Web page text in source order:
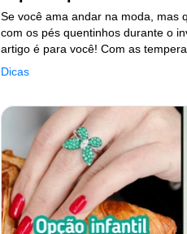
Dicas
Se você ama andar na moda, mas
com os pés quentinhos durante o
artigo é para você! Com as
baixas, é hora de conhecer os
tendência nesta temporada.
nostálgico voltou dos anos 2000
garantir visuais despojados e
para arrasar nas ruas enquanto
aquecidos e cheios de estilo!